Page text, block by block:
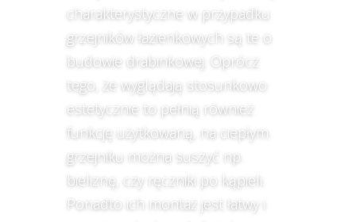
charakterystyczne w przypadku
grzejników łazienkowych są te o
budowie drabinkowej. Oprócz
tego, że wyglądają stosunkowo
estetycznie to pełnią również
funkcję użytkowaną, na ciepłym
grzejniku można suszyć np.
bieliznę, czy ręczniki po kąpieli.
Ponadto ich montaż jest łatwy i